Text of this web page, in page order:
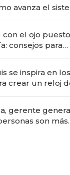
avanza el
con el ojo
consejos para
se inspira en los
crear un reloj
gerente
son más